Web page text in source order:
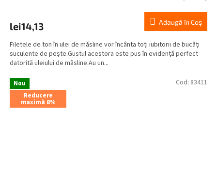
lei14,13 Adaugă în Coş
Filetele de ton în ulei de măsline vor încânta toți iubitorii de bucăți
suculente de pește.Gustul acestora este pus în evidență perfect
datorită uleiului de măsline.Au un...
Nou
Reducere
maximă 8%
Cod: 83411